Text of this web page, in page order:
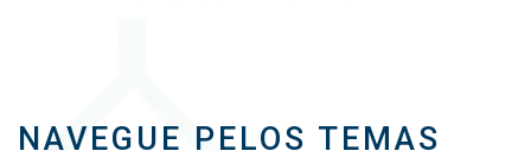
NAVEGUE PELOS TEMAS